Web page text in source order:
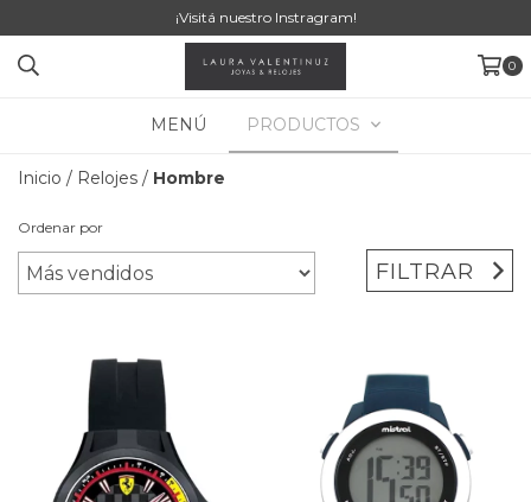
¡Visitá nuestro Instragram!
0
MENÚ PRODUCTOS
Inicio / Relojes / Hombre
Ordenar por
FILTRAR